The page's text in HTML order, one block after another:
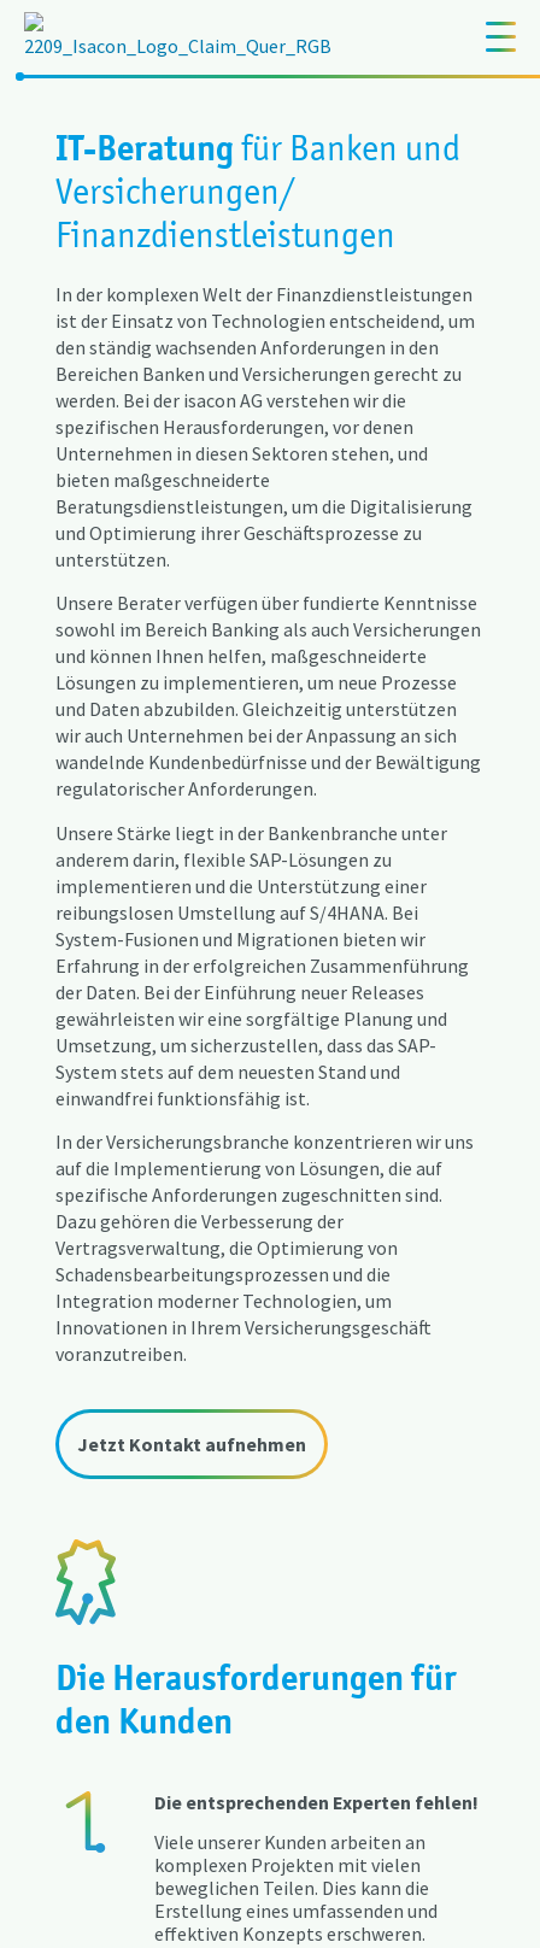
IT-Beratung für Banken und
Versicherungen/
Finanzdienstleistungen
In der komplexen Welt der Finanzdienstleistungen
ist der Einsatz von Technologien entscheidend, um
den ständig wachsenden Anforderungen in den
Bereichen Banken und Versicherungen gerecht zu
werden. Bei der isacon AG verstehen wir die
spezifischen Herausforderungen, vor denen
Unternehmen in diesen Sektoren stehen, und
bieten maßgeschneiderte
Beratungsdienstleistungen, um die Digitalisierung
und Optimierung ihrer Geschäftsprozesse zu
unterstützen.
Unsere Berater verfügen über fundierte Kenntnisse
sowohl im Bereich Banking als auch Versicherungen
und können Ihnen helfen, maßgeschneiderte
Lösungen zu implementieren, um neue Prozesse
und Daten abzubilden. Gleichzeitig unterstützen
wir auch Unternehmen bei der Anpassung an sich
wandelnde Kundenbedürfnisse und der Bewältigung
regulatorischer Anforderungen.
Unsere Stärke liegt in der Bankenbranche unter
anderem darin, flexible SAP-Lösungen zu
implementieren und die Unterstützung einer
reibungslosen Umstellung auf S/4HANA. Bei
System-Fusionen und Migrationen bieten wir
Erfahrung in der erfolgreichen Zusammenführung
der Daten. Bei der Einführung neuer Releases
gewährleisten wir eine sorgfältige Planung und
Umsetzung, um sicherzustellen, dass das SAP-
System stets auf dem neuesten Stand und
einwandfrei funktionsfähig ist.
In der Versicherungsbranche konzentrieren wir uns
auf die Implementierung von Lösungen, die auf
spezifische Anforderungen zugeschnitten sind.
Dazu gehören die Verbesserung der
Vertragsverwaltung, die Optimierung von
Schadensbearbeitungsprozessen und die
Integration moderner Technologien, um
Innovationen in Ihrem Versicherungsgeschäft
voranzutreiben.
Jetzt Kontakt aufnehmen
Die Herausforderungen für
den Kunden
Die entsprechenden Experten fehlen!
Viele unserer Kunden arbeiten an
komplexen Projekten mit vielen
beweglichen Teilen. Dies kann die
Erstellung eines umfassenden und
effektiven Konzepts erschweren.